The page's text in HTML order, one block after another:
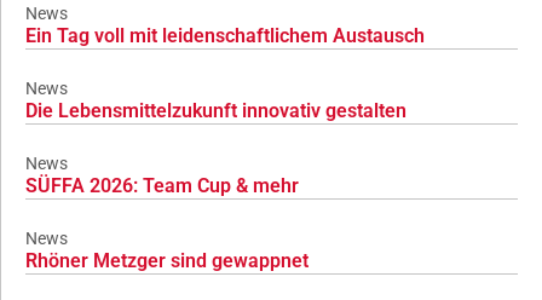
News
Ein Tag voll mit leidenschaftlichem Austausch
News
Die Lebensmittelzukunft innovativ gestalten
News
SÜFFA 2026: Team Cup & mehr
News
Rhöner Metzger sind gewappnet